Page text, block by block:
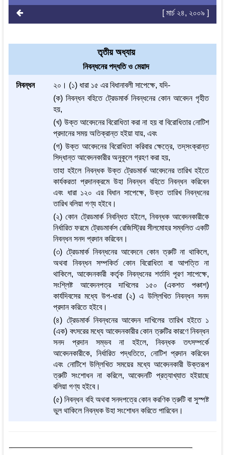
[ মার্চ ২৪, ২০০৯ ]
তৃতীয় অধ্যায়
নিবন্ধনের পদ্ধতি ও মেয়াদ
নিবন্ধন
২০। (১) ধারা ১৫ এর বিধানাবলী সাপেক্ষে, যদি-
(ক) নিবন্ধন বহিতে ট্রেডমার্ক নিবন্ধনের কোন আবেদন গৃহীত
হয়,
(খ) উক্ত আবেদনের বিরোধিতা করা না হয় বা বিরোধিতার নোটিশ
প্রদানের সময় অতিক্রান্ত হইয়া যায়, এবং
(গ) উক্ত আবেদনের বিরোধিতা করিবার ক্ষেত্রে, তদ্‌সংক্রান্ত
সিদ্ধান্ত আবেদনকারীর অনুকূলে গ্রহণ করা হয়,
তাহা হইলে নিবন্ধক উক্ত ট্রেডমার্ক আবেদনের তারিখ হইতে
কার্যকরতা প্রদানক্রমে উহা নিবন্ধন বহিতে নিবন্ধন করিবেন
এবং ধারা ১২০ এর বিধান সাপেক্ষে, উক্ত তারিখ নিবন্ধনের
তারিখ বলিয়া গণ্য হইবে।
(২) কোন ট্রেডমার্ক নিবন্ধিত হইলে, নিবন্ধক আবেদনকারীকে
নির্ধারিত ফরমে ট্রেডমার্কস রেজিস্ট্রির সীলমোহর সম্বলিত একটি
নিবন্ধন সনদ প্রদান করিবেন।
(৩) ট্রেডমার্ক নিবন্ধনের আবেদনে কোন ত্রুটি না থাকিলে,
অথবা নিবন্ধন সম্পকির্ত কোন বিরোধিতা বা আপত্তি না
থাকিলে, আবেদনকারী কর্তৃক নিবন্ধনের শর্তাদি পূরণ সাপেক্ষে,
সংশ্লিষ্ট আবেদনপত্র দাখিলের ১৫০ (একশত পঞ্চাশ)
কার্যদিবসের মধ্যে উপ-ধারা (২) এ উল্লিখিত নিবন্ধন সনদ
প্রদান করিতে হইবে।
(৪) ট্রেডমার্ক নিবন্ধনের আবেদন দাখিলের তারিখ হইতে ১
(এক) বৎসরের মধ্যে আবেদনকারীর কোন ত্রুটির কারণে নিবন্ধন
সনদ প্রদান সম্ভব না হইলে, নিবন্ধক তৎসম্পর্কে
আবেদনকারীকে, নির্ধারিত পদ্ধতিতে, নোটিশ প্রদান করিবেন
এবং নোটিশে উল্লিখিত সময়ের মধ্যে আবেদনকারী উক্তরূপ
ত্রুটি সংশোধন না করিলে, আবেদনটি প্রত্যাখ্যাত হইয়াছে
বলিয়া গণ্য হইবে।
(৫) নিবন্ধন বহি অথবা সনদপত্রে কোন করণিক ত্রুটি বা সুস্পষ্ট
ভুল থাকিলে নিবন্ধক উহা সংশোধন করিতে পারিবেন।